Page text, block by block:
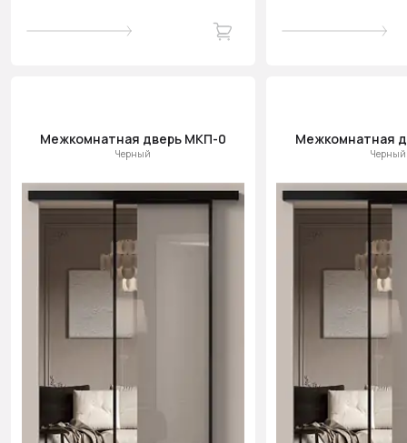
Межкомнатная дверь МКП-0
Черный
Межкомнатная
Черный